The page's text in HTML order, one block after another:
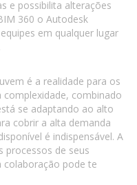
e possibilita alterações
360 o Autodesk
em qualquer lugar
é a realidade para os
combinado
se adaptando ao alto
cobrir a alta demanda
é indispensável. A
processos de seus
colaboração pode te